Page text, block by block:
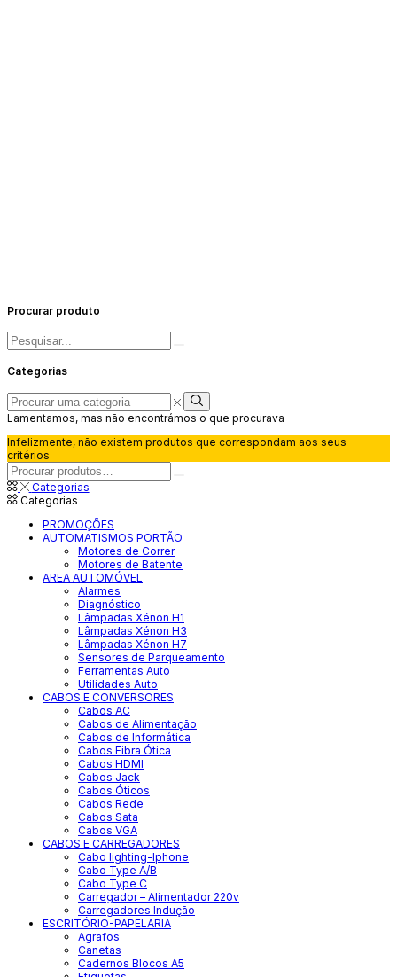
Procurar produto
Pesquisar
por:
Categorias
uma
categoria
Lamentamos, mas não encontrámos o que procurava
Infelizmente, não existem produtos que correspondam aos seus
critérios
Pesquisar
por: Categorias
Categorias
PROMOÇÕES
AUTOMATISMOS PORTÃO
Motores de Correr
Motores de Batente
AREA AUTOMÓVEL
Alarmes
Diagnóstico
Lâmpadas Xénon H1
Lâmpadas Xénon H3
Lâmpadas Xénon H7
Sensores de Parqueamento
Ferramentas Auto
Utilidades Auto
CABOS E CONVERSORES
Cabos AC
Cabos de Alimentação
Cabos de Informática
Cabos Fibra Ótica
Cabos HDMI
Cabos Jack
Cabos Óticos
Cabos Rede
Cabos Sata
Cabos VGA
CABOS E CARREGADORES
Cabo lighting-Iphone
Cabo Type A/B
Cabo Type C
Carregador – Alimentador 220v
Carregadores Indução
ESCRITÓRIO-PAPELARIA
Agrafos
Canetas
Cadernos Blocos A5